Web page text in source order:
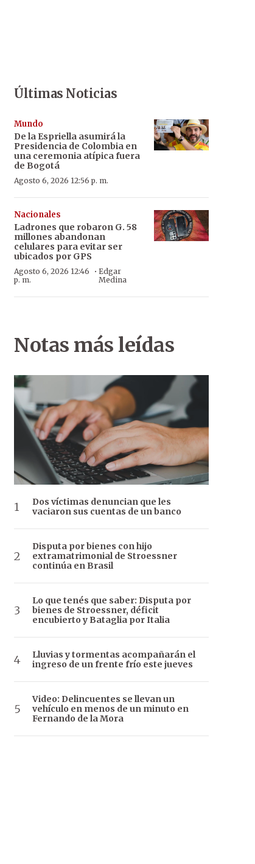
Últimas Noticias
Mundo
De la Espriella asumirá la
Presidencia de Colombia en
una ceremonia atípica fuera
de Bogotá
Agosto 6, 2026 12:56 p. m.
Nacionales
Ladrones que robaron G. 58
millones abandonan
celulares para evitar ser
ubicados por GPS
Agosto 6, 2026 12:46
p. m.
· Edgar
Medina
Notas más leídas
Dos víctimas denuncian que les
vaciaron sus cuentas de un banco
Disputa por bienes con hijo
extramatrimonial de Stroessner
continúa en Brasil
Lo que tenés que saber: Disputa por
bienes de Stroessner, déficit
encubierto y Bataglia por Italia
Lluvias y tormentas acompañarán el
ingreso de un frente frío este jueves
Video: Delincuentes se llevan un
vehículo en menos de un minuto en
Fernando de la Mora